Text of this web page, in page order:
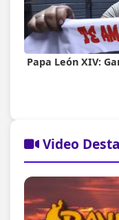
Papa León XIV:
Video